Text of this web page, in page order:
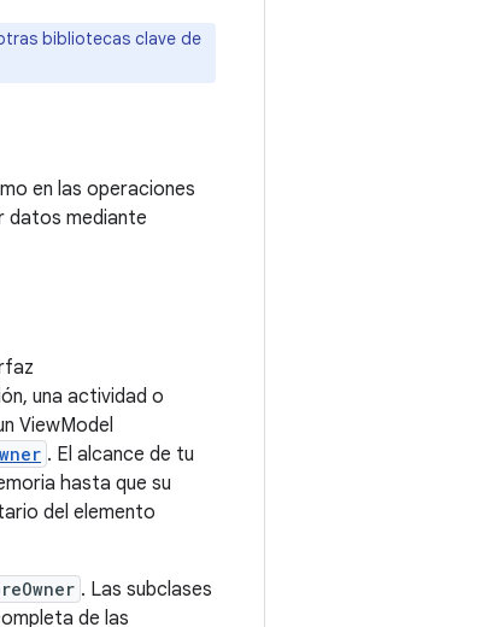
bibliotecas clave de
en las operaciones
datos mediante
una actividad o
ViewModel
. El alcance de tu
hasta que su
del elemento
. Las subclases
de las